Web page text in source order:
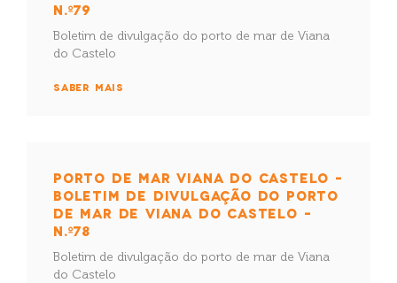
N.º79
Boletim de divulgação do porto de mar de Viana
do Castelo
SABER MAIS
PORTO DE MAR VIANA DO CASTELO –
BOLETIM DE DIVULGAÇÃO DO PORTO
DE MAR DE VIANA DO CASTELO –
N.º78
Boletim de divulgação do porto de mar de Viana
do Castelo